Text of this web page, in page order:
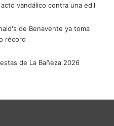
vandálico contra una edil
de Benavente ya toma
récord
de La Bañeza 2026